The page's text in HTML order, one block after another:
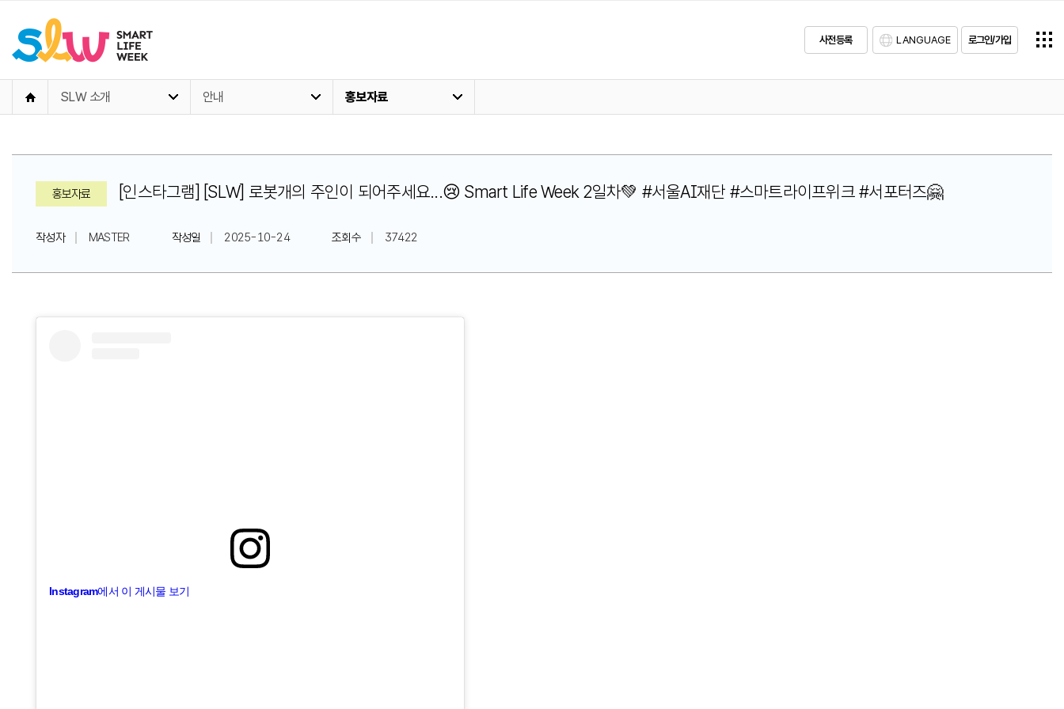
사전등록 LANGUAGE 로그인/가입
SLW 소개 안내 홍보자료
홍보자료 [인스타그램] [SLW] 로봇개의 주인이 되어주세요...😢 Smart Life Week 2일차💚 #서울AI재단 #스마트라이프위크 #서포터즈🤗
작성자 MASTER 작성일 2025-10-24 조회수 37422
Instagram에서 이 게시물 보기